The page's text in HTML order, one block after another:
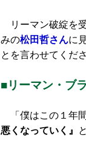
リーマン破綻を
みの松田哲さんに
とを言わせてくだ
■リーマン・ブ
「僕はこの１年
悪くなっていく』